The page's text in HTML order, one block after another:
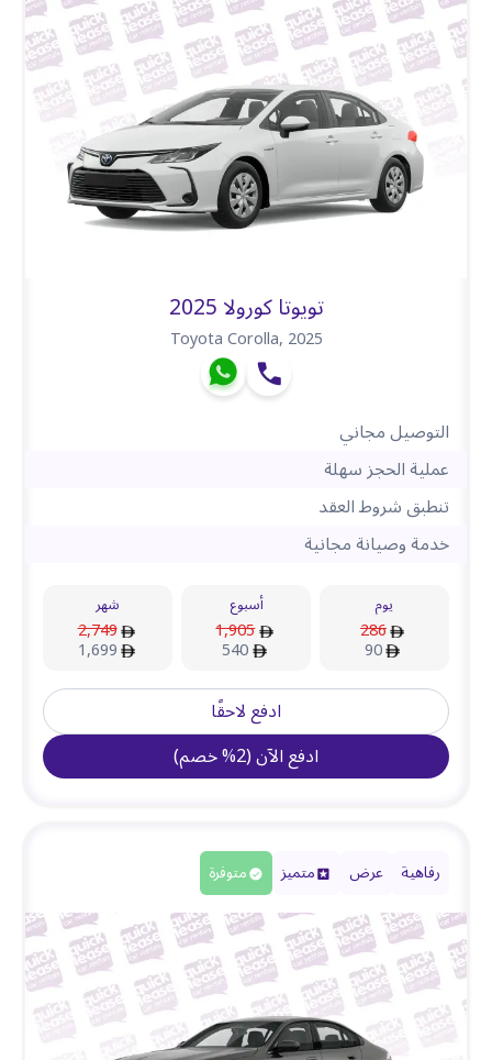
تويوتا كورولا 2025
Toyota Corolla,2025
التوصيل مجاني
عملية الحجز سهلة
تنطبق شروط العقد
خدمة وصيانة مجانية
يوم
286
90
أسبوع
1,905
540
شهر
2,749
1,699
ادفع لاحقًا
ادفع الآن(
2
%خصم)
رفاهية عرض متميز متوفرة